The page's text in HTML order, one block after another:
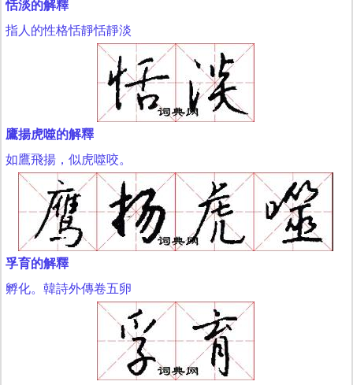
恬淡的解釋
指人的性格恬靜恬靜淡
鷹揚虎噬的解釋
如鷹飛揚，似虎噬咬。
孚育的解釋
孵化。韓詩外傳卷五卵